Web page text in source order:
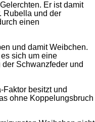
Er ist damit
Rubella und der
einen
und damit Weibchen.
sich um eine
Schwanzfeder und
besitzt und
ohne Koppelungsbruch